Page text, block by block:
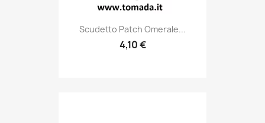
Anteprima
Scudetto Patch Omerale...
4,10 €